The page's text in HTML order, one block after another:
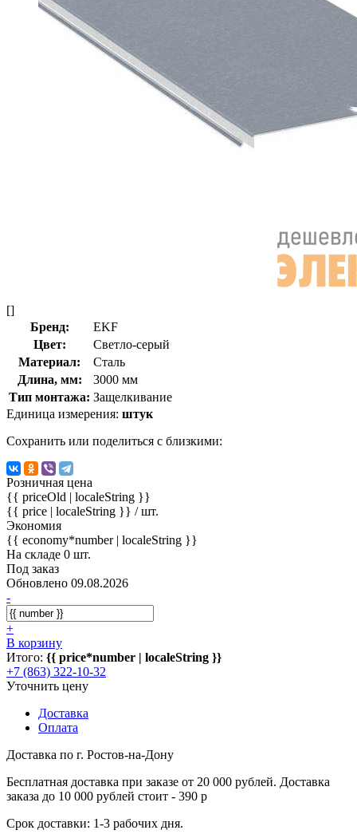
[]
Бренд:
EKF
Цвет:
Светло-серый
Материал:
Сталь
Длина, мм:
3000 мм
Тип монтажа: Защелкивание
Единица измерения: штук
Сохранить или поделиться с близкими:
Розничная цена
{{ priceOld | localeString }}
{{ price | localeString }} / шт.
Экономия
{{ economy*number | localeString }}
На складе 0 шт.
Под заказ
Обновлено 09.08.2026
-
+
В корзину
Итого: {{ price*number | localeString }}
+7 (863) 322-10-32
Уточнить цену
Доставка
Оплата
Доставка по г. Ростов-на-Дону
Бесплатная доставка при заказе от 20 000 рублей. Доставка
заказа до 10 000 рублей стоит - 390 р
Срок доставки: 1-3 рабочих дня.